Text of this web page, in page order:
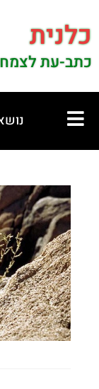
כלנית
כתב-עת